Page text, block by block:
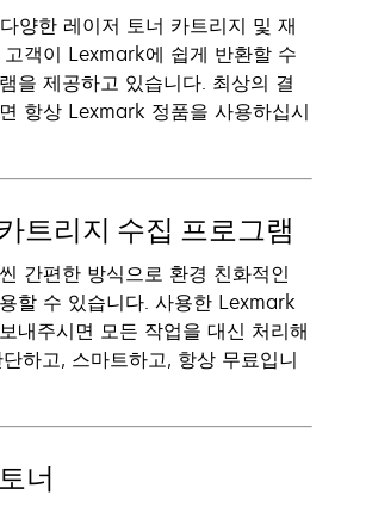
양한 레이저 토너 카트리지 및 재
객이 Lexmark에 쉽게 반환할 수
을 제공하고 있습니다. 최상의 결
항상 Lexmark 정품을 사용하십시
카트리지 수집 프로그램
간편한 방식으로 환경 친화적인
할 수 있습니다. 사용한 Lexmark
내주시면 모든 작업을 대신 처리해
하고, 스마트하고, 항상 무료입니
너